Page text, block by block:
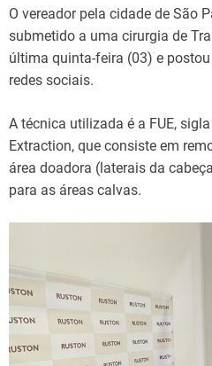
O vereador pela cidade de São
submetido a uma cirurgia de
última quinta-feira (03) e
redes sociais.
A técnica utilizada é a FUE,
Extraction, que consiste em
área doadora (laterais da
para as áreas calvas.